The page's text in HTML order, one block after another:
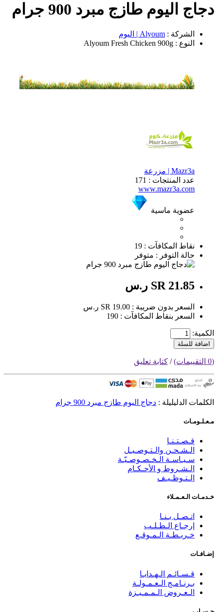
دجاج اليوم طازج مبرد 900 جرام
الشركة : Alyoum | اليوم
النوع : Alyoum Fresh Chicken 900g
Mazr3a | مزرعة
عدد المنتجات : 171
www.mazr3a.com
عضوية ماسية
نقاط المكافآت : 19
حالة التوفر : متوفر
SR 21.85 ر.س
السعر بدون ضريبة : SR 19.00 ر.س
السعر بنقاط المكافآت : 190
الكمية:
اضافة للسلة
(0 التقييمات) / كتابة تعليق
الكلمات الدليليلة : دجاج اليوم طازج مبرد 900 جرام
مـعـلـومـات
قـصـتـنـا
الـشـحـن والـتـوصـيـل
سـيـاسـة الـخـصـوصـيّـة
الـشـروط و الأحـكـام
الـتـوظـيـف
خـدمـات الـعـمـلاء
اتـصـل بـنـا
إرجـاع الـطـلـب
خـريـطـة الـمـوقـع
إضـافـات
قـسـائـم الـهـدايـا
بـرنـامـج الـعـمـولـة
الـعـروض الـمـمـيـزة